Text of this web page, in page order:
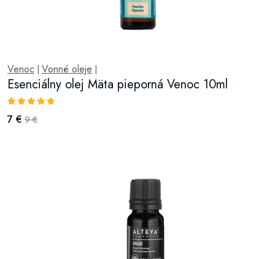
Venoc Vonné oleje
Esenciálny olej Mäta pieporná Venoc 10ml
7 € 9 €